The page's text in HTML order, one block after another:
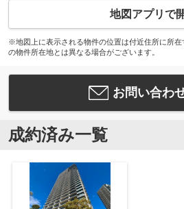
地図アプリで
※地図上に表示される物件の位置は付近住所に所
の物件所在地とは異なる場合がございます。
お問い合わ
成約済み一覧